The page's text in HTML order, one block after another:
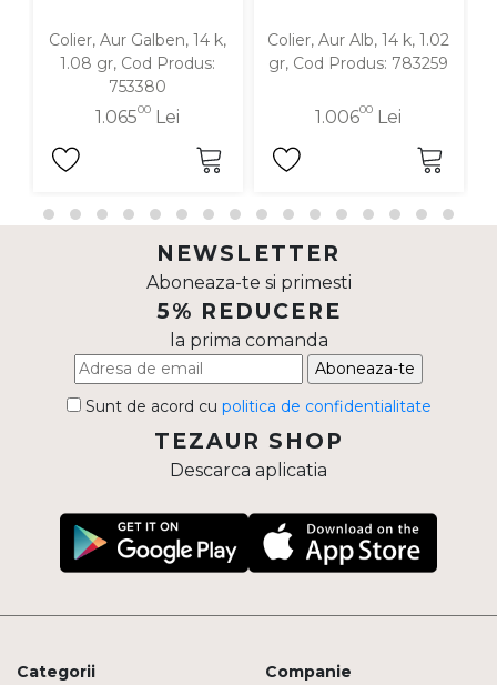
Colier, Aur Galben, 14 k,
1.08 gr, Cod Produs:
753380
1.06500 Lei
Colier, Aur Alb, 14 k, 1.02
gr, Cod Produs: 783259
1.00600 Lei
NEWSLETTER
Aboneaza-te si primesti
5% REDUCERE
la prima comanda
Aboneaza-te
Sunt de acord cu politica de confidentialitate
TEZAUR SHOP
Descarca aplicatia
Categorii Companie